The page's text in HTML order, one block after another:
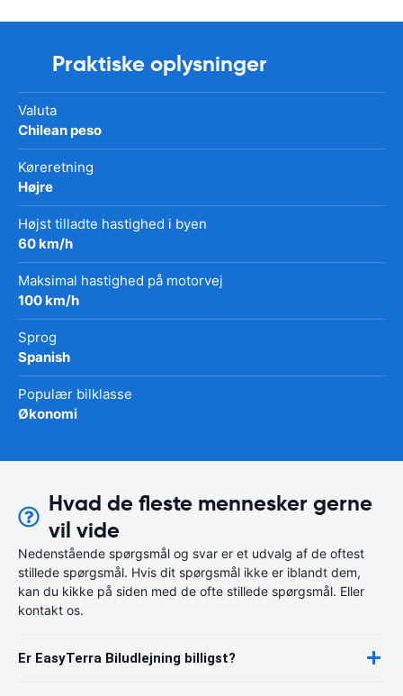
Praktiske oplysninger
Valuta
Chilean peso
Køreretning
Højre
Højst tilladte hastighed i byen
60 km/h
Maksimal hastighed på motorvej
100 km/h
Sprog
Spanish
Populær bilklasse
Økonomi
Hvad de fleste mennesker gerne
vil vide
Nedenstående spørgsmål og svar er et udvalg af de oftest
stillede spørgsmål. Hvis dit spørgsmål ikke er iblandt dem,
kan du kikke på siden med de ofte stillede spørgsmål. Eller
kontakt os.
Er EasyTerra Biludlejning billigst?